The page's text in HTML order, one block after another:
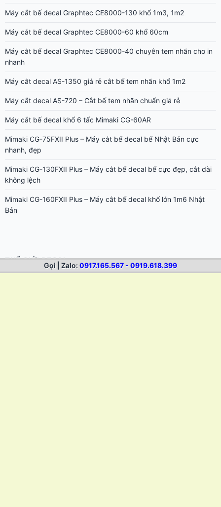
Gọi | Zalo:0917.165.567 - 0919.618.399
Máy cắt bế decal Graphtec CE8000-130 khổ 1m3, 1m2
Máy cắt bế decal Graphtec CE8000-60 khổ 60cm
Máy cắt bế decal Graphtec CE8000-40 chuyên tem nhãn cho in
nhanh
Máy cắt decal AS-1350 giá rẻ cắt bế tem nhãn khổ 1m2
Máy cắt decal AS-720 – Cắt bế tem nhãn chuẩn giá rẻ
Máy cắt bế decal khổ 6 tấc Mimaki CG-60AR
Mimaki CG-75FXII Plus – Máy cắt bế decal bế Nhật Bản cực
nhanh, đẹp
Mimaki CG-130FXII Plus – Máy cắt bế decal bế cực đẹp, cắt dài
không lệch
Mimaki CG-160FXII Plus – Máy cắt bế decal khổ lớn 1m6 Nhật
Bản
THẾ GIỚI DECAL